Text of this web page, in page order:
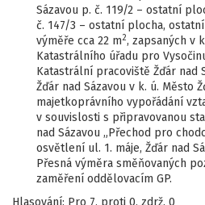
Sázavou p. č. 119/2 – ostatní
č. 147/3 – ostatní plocha,
výměře cca 22 m2, zapsaných v
Katastrálního úřadu pro
Katastrální pracoviště Žďár nad
Žďár nad Sázavou v k. ú. Město
majetkoprávního vypořádání
v souvislosti s připravovanou
nad Sázavou „Přechod pro
osvětlení ul. 1. máje, Žďár nad
Přesná výměra směňovaných
zaměření oddělovacím GP.
Hlasování: Pro 7, proti 0, zdrž. 0